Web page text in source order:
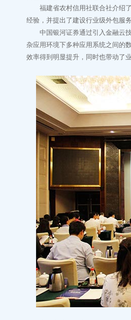
福建省农村信用社联合社介绍了
经验，并提出了建设行业级外包服
中国银河证券通过引入金融云技
杂应用环境下多种应用系统之间的
效率得到明显提升，同时也带动了